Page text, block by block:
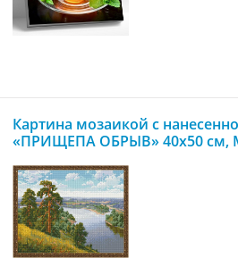
Картина мозаикой с
«ПРИЩЕПА ОБРЫВ» 40х50 см,